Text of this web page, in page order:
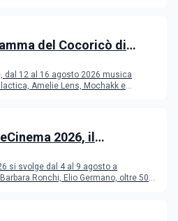
del Cocoricò di
dal 12 al 16 agosto 2026 musica
Amelie Lens, Mochakk e
2026, il
si svolge dal 4 al 9 agosto a
Ronchi, Elio Germano, oltre 50